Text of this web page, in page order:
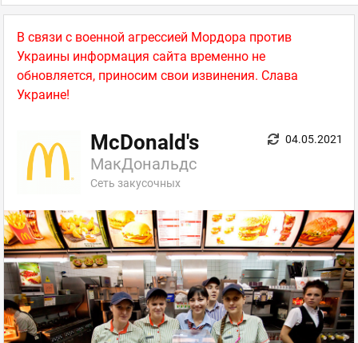
В связи с военной агрессией Мордора против
Украины информация сайта временно не
обновляется, приносим свои извинения. Слава
Украине!
McDonald's
МакДональдс
Сеть закусочных
04.05.2021